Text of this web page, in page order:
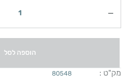
הוספה לסל
מק"ט : 80548